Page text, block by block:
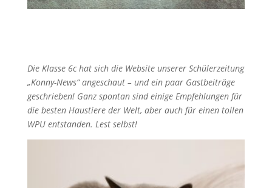
Die Klasse 6c hat sich die Website unserer Schülerzeitung
„Konny-News“ angeschaut – und ein paar Gastbeiträge
geschrieben! Ganz spontan sind einige Empfehlungen für
die besten Haustiere der Welt, aber auch für einen tollen
WPU entstanden. Lest selbst!